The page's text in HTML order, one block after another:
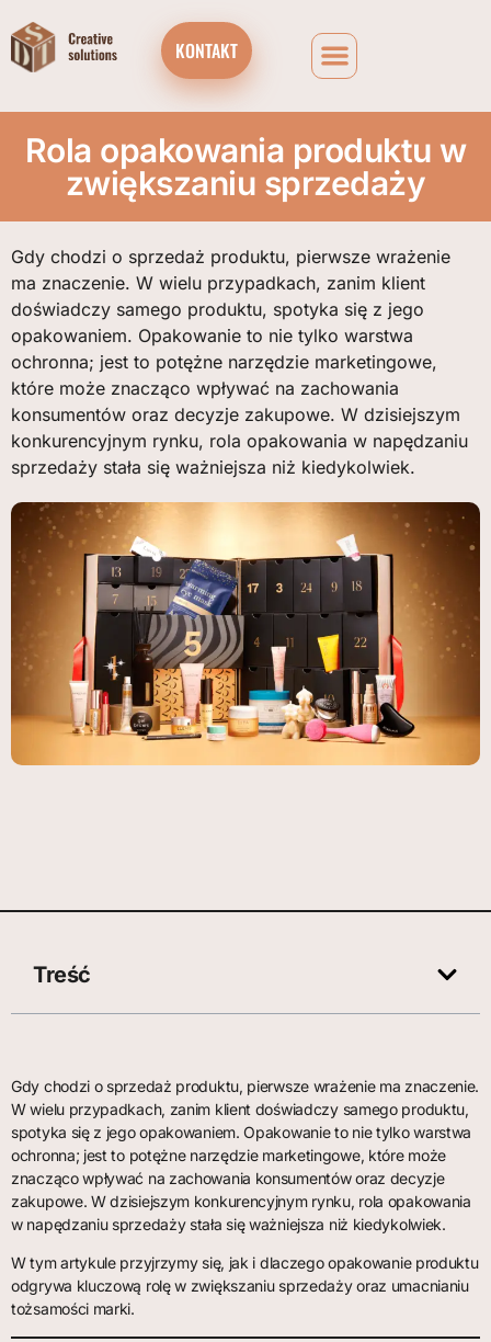
KONTAKT
Rola opakowania produktu w
zwiększaniu sprzedaży
Gdy chodzi o sprzedaż produktu, pierwsze wrażenie
ma znaczenie. W wielu przypadkach, zanim klient
doświadczy samego produktu, spotyka się z jego
opakowaniem. Opakowanie to nie tylko warstwa
ochronna; jest to potężne narzędzie marketingowe,
które może znacząco wpływać na zachowania
konsumentów oraz decyzje zakupowe. W dzisiejszym
konkurencyjnym rynku, rola opakowania w napędzaniu
sprzedaży stała się ważniejsza niż kiedykolwiek.
Treść
Gdy chodzi o sprzedaż produktu, pierwsze wrażenie ma znaczenie.
W wielu przypadkach, zanim klient doświadczy samego produktu,
spotyka się z jego opakowaniem. Opakowanie to nie tylko warstwa
ochronna; jest to potężne narzędzie marketingowe, które może
znacząco wpływać na zachowania konsumentów oraz decyzje
zakupowe. W dzisiejszym konkurencyjnym rynku, rola opakowania
w napędzaniu sprzedaży stała się ważniejsza niż kiedykolwiek.
W tym artykule przyjrzymy się, jak i dlaczego opakowanie produktu
odgrywa kluczową rolę w zwiększaniu sprzedaży oraz umacnianiu
tożsamości marki.